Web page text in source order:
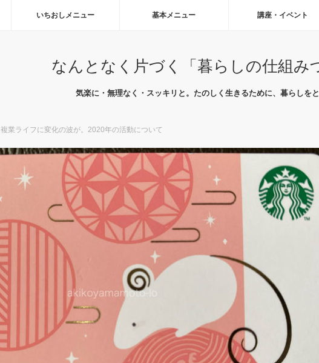
いちおしメニュー 基本メニュー 講座・イベント
なんとなく片づく「暮らしの仕組み
気楽に・無理なく・スッキリと。たのしく生きるために、暮らしを
複業ライフに変化の波が。2020年の活動について